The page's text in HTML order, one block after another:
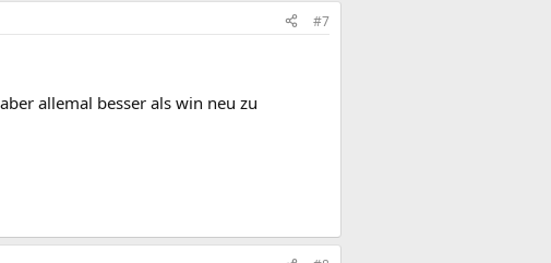
#7
allemal besser als win neu zu